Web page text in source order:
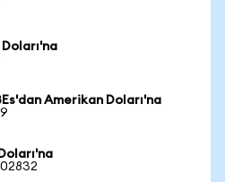
Amerikan Doları'na